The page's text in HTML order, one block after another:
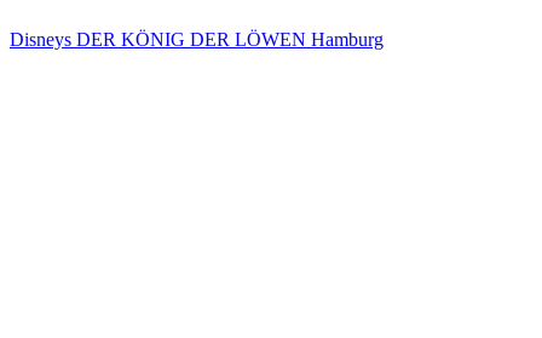
Disneys DER KÖNIG DER LÖWEN Hamburg